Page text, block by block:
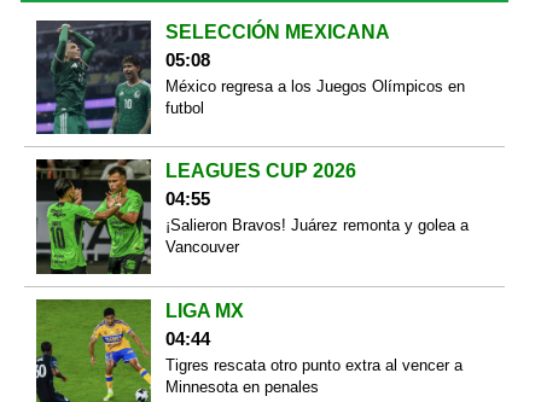
SELECCIÓN MEXICANA
05:08
México regresa a los Juegos Olímpicos en
futbol
LEAGUES CUP 2026
04:55
¡Salieron Bravos! Juárez remonta y golea a
Vancouver
LIGA MX
04:44
Tigres rescata otro punto extra al vencer a
Minnesota en penales